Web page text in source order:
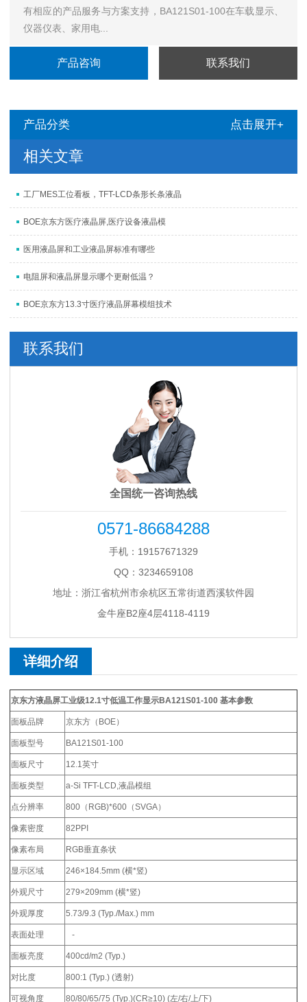
有相应的产品服务与方案支持，BA121S01-100在车载显示、
仪器仪表、家用电...
产品咨询 联系我们
产品分类 点击展开+
相关文章
工厂MES工位看板，TFT-LCD条形长条液晶
BOE京东方医疗液晶屏,医疗设备液晶模
医用液晶屏和工业液晶屏标准有哪些
电阻屏和液晶屏显示哪个更耐低温？
BOE京东方13.3寸医疗液晶屏幕模组技术
联系我们
全国统一咨询热线
0571-86684288
手机：19157671329
QQ：3234659108
地址：浙江省杭州市余杭区五常街道西溪软件园
金牛座B2座4层4118-4119
详细介绍
京东方液晶屏工业级12.1寸低温工作显示BA121S01-100 基本参数
面板品牌 京东方（BOE）
面板型号 BA121S01-100
面板尺寸 12.1英寸
面板类型 a-Si TFT-LCD,液晶模组
点分辨率 800（RGB)*600（SVGA）
像素密度 82PPI
像素布局 RGB垂直条状
显示区域 246×184.5mm (横*竖)
外观尺寸 279×209mm (横*竖)
外观厚度 5.73/9.3 (Typ./Max.) mm
表面处理 -
面板亮度 400cd/m2 (Typ.)
对比度 800:1 (Typ.) (透射)
可视角度 80/80/65/75 (Typ.)(CR≥10) (左/右/上/下)